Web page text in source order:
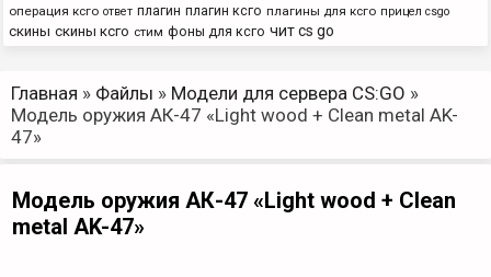
операция ксго ответ плагин плагин ксго плагины для ксго прицел csgo
скины скины ксго стим фоны для ксго чит cs go
Главная » Файлы » Модели для сервера CS:GO »
Модель оружия АК-47 «Light wood + Clean metal AK-
47»
Модель оружия АК-47 «Light wood + Clean
metal AK-47»